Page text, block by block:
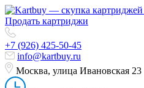
Продать картриджи
+7 (926) 425-50-45
info@kartbuy.ru
Москва, улица Ивановская 23